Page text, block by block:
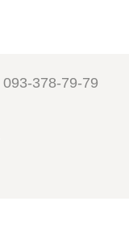
093-378-79-79